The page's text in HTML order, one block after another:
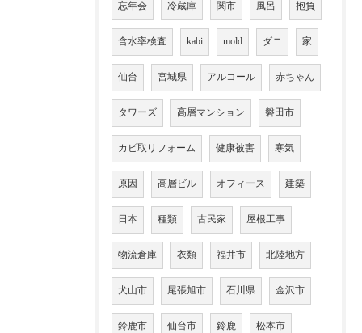
忘年会 冷蔵庫 関市 風呂 抱負
含水率検査 kabi mold ダニ 家
仙台 宮城県 アルコール 赤ちゃん
タワーズ 高層マンション 磐田市
カビ取リフォーム 健康被害 寒気
原因 高層ビル オフィース 建築
日本 種類 古民家 屋根工事
物流倉庫 衣類 福井市 北陸地方
犬山市 尾張旭市 石川県 金沢市
鈴鹿市 仙台市 鈴鹿 松本市